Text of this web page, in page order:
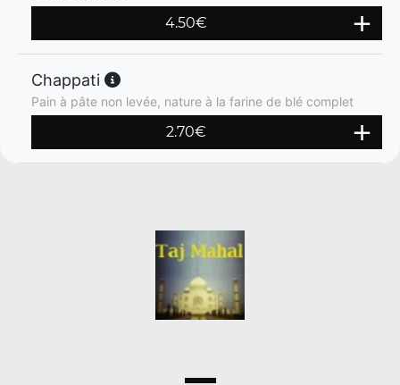
4.50€
Chappati
Pain à pâte non levée, nature à la farine de blé complet
2.70€